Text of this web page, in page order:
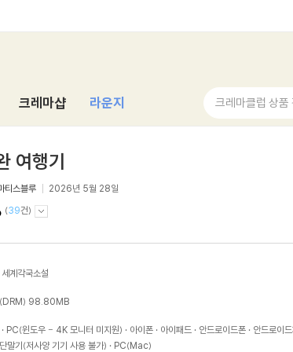
크레마샵 라운지 크레마클럽 상품
여행기
티스블루 2026년 5월 28일
(39건)
세계각국소설
98.80MB
PC(윈도우 - 4K 모니터 미지원) 아이폰 아이패드 안드로이드폰
안드로이
말기(저사양 기기 사용 불가)
PC(Mac)